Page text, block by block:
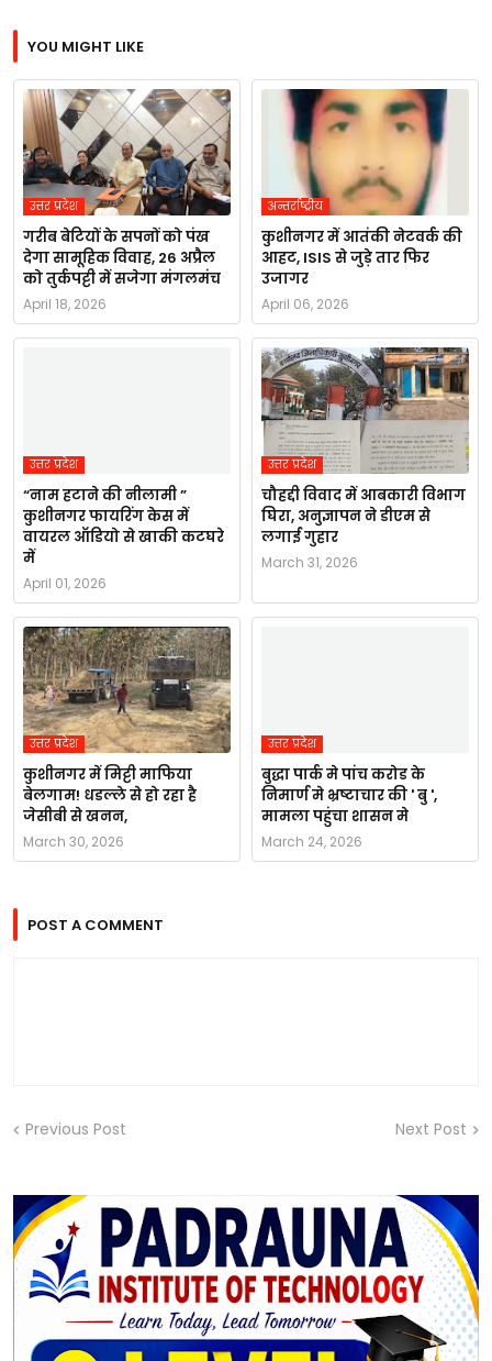
YOU MIGHT LIKE
उत्तर प्रदेश
गरीब बेटियों के सपनों को पंख
देगा सामूहिक विवाह, 26 अप्रैल
को तुर्कपट्टी में सजेगा मंगलमंच
April 18, 2026
अन्तर्राष्ट्रीय
कुशीनगर में आतंकी नेटवर्क की
आहट, ISIS से जुड़े तार फिर
उजागर
April 06, 2026
उत्तर प्रदेश
“नाम हटाने की नीलामी ”
कुशीनगर फायरिंग केस में
वायरल ऑडियो से खाकी कटघरे
में
April 01, 2026
उत्तर प्रदेश
चौहद्दी विवाद में आबकारी विभाग
घिरा, अनुज्ञापन ने डीएम से
लगाई गुहार
March 31, 2026
उत्तर प्रदेश
कुशीनगर में मिट्टी माफिया
बेलगाम! धडल्ले से हो रहा है
जेसीबी से खनन,
March 30, 2026
उत्तर प्रदेश
बुद्धा पार्क मे पांच करोड के
निमार्ण मे भ्रष्टाचार की ' बु ',
मामला पहुंचा शासन मे
March 24, 2026
POST A COMMENT
Previous Post Next Post